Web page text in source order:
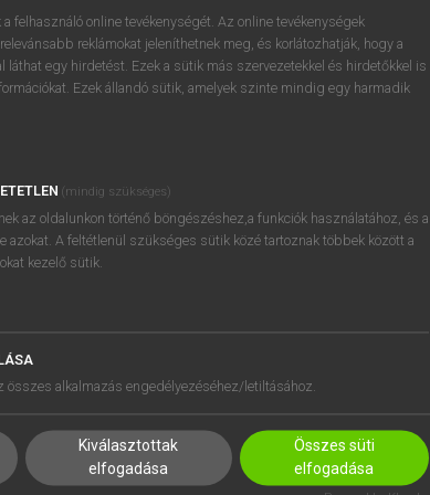
próbaverziójának elindításához
regisztrálok ésbelépek.
REGISZTRÁCIÓ
SÜTI BEÁLLÍTÁSOK
felhasználó online tevékenységét. Az online tevékenységek
reklámokat jeleníthetnek meg, és korlátozhatják, hogy a
láthat egy hirdetést. Ezek a sütik más szervezetekkel és hirdetőkkel is
Ezek állandó sütik, amelyek szinte mindig egy harmadik
(mindig szükséges)
az oldalunkon történő böngészéshez,a funkciók használatához, és a
azokat. A feltétlenül szükséges sütik közé tartoznak többek között a
kezelő sütik.
összes alkalmazás engedélyezéséhez/letiltásához.
Kiválasztottak
elfogadása
Összes süti
elfogadása